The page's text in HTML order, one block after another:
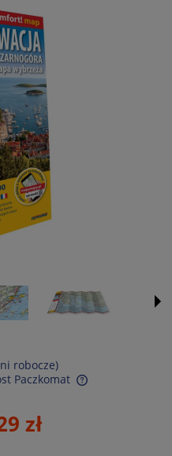
robocze)
Paczkomat
płatności
zł